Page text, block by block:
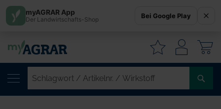
myAGRAR App
Der Landwirtschafts-Shop Bei Google Play